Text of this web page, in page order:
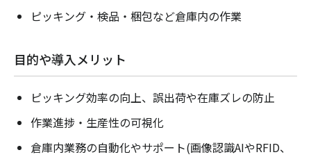
ピッキング・検品・梱包など倉庫内の作業
目的や導入メリット
ピッキング効率の向上、誤出荷や在庫ズレの防止
作業進捗・生産性の可視化
倉庫内業務の自動化やサポート(画像認識AIやRFID、